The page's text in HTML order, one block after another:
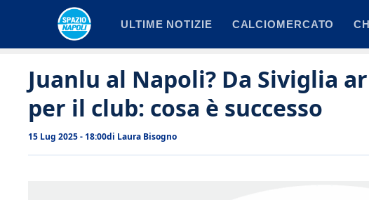
ULTIME NOTIZIE CALCIOMERCATO
Juanlu al Napoli? Da Siviglia
per il club: cosa è successo
15 Lug 2025 - 18:00di Laura Bisogno